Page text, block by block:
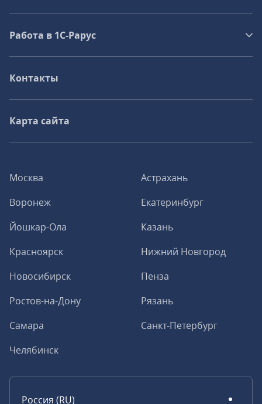
Москва
Астрахань
Воронеж
Екатеринбург
Йошкар-Ола
Казань
Красноярск
Нижний Новгород
Новосибирск
Пенза
Ростов-на-Дону
Рязань
Самара
Санкт-Петербург
Челябинск
Россия (RU)
Работа в 1С‑Рарус
Контакты
Карта сайта